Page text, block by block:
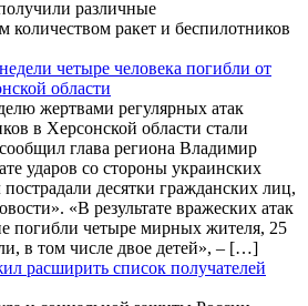
различные
количеством ракет и беспилотников
четыре человека погибли от
области
жертвами регулярных атак
в Херсонской области стали
глава региона Владимир
ударов со стороны украинских
десятки гражданских лиц,
«В результате вражеских атак
погибли четыре мирных жителя, 25
в том числе двое детей», – […]
расширить список получателей